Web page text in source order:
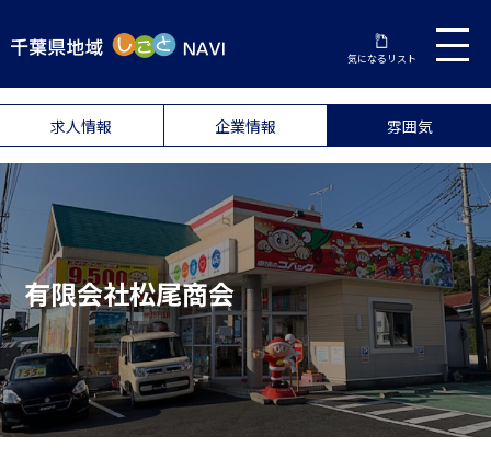
気になるリスト
求人情報 企業情報 雰囲気
有限会社松尾商会